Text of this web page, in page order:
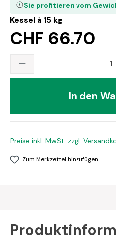
Kessel à 15 kg
CHF 66.70
Sie profitieren vom
Produkt Anzahl:
In den
Preise inkl. MwSt. zzgl.
Zum Merkzettel hinzufügen